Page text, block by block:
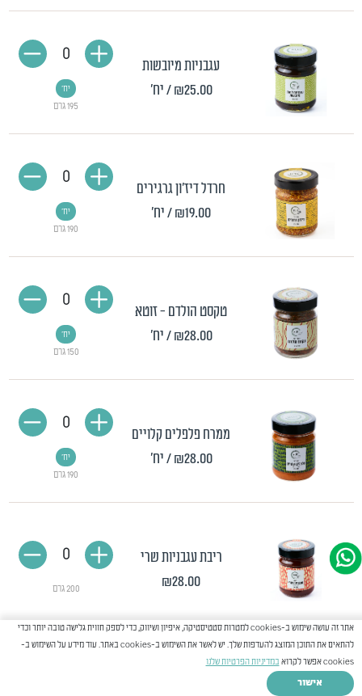
עגבניות מיובשות
₪25.00 / יח'
195 גרם
יח'
0
חרדל דיז'ון גרגירים
₪19.00/ יח'
190 גרם
יח'
0
טקסט הולדם - זוטא
₪28.00 / יח'
150 גרם
יח'
0
ממרח פלפלים קלויים
₪28.00 / יח'
190 גרם
יח'
0
ריבת עגבניות שרי
₪28.00
200 גרם
0
אתר זה עושה שימוש ב-cookies למטרות סטטיסטיקה, איפיון ושיווק, כדי לספק חווית גלישה טובה יותר וכדי
להתאים את התוכן המוצג להעדפות שלך. יש לאשר את השימוש ב-cookies באתר. עוד מידע על השימוש ב-
cookies אפשר לקרוא
במדיניות הפרטיות שלנו
אישור